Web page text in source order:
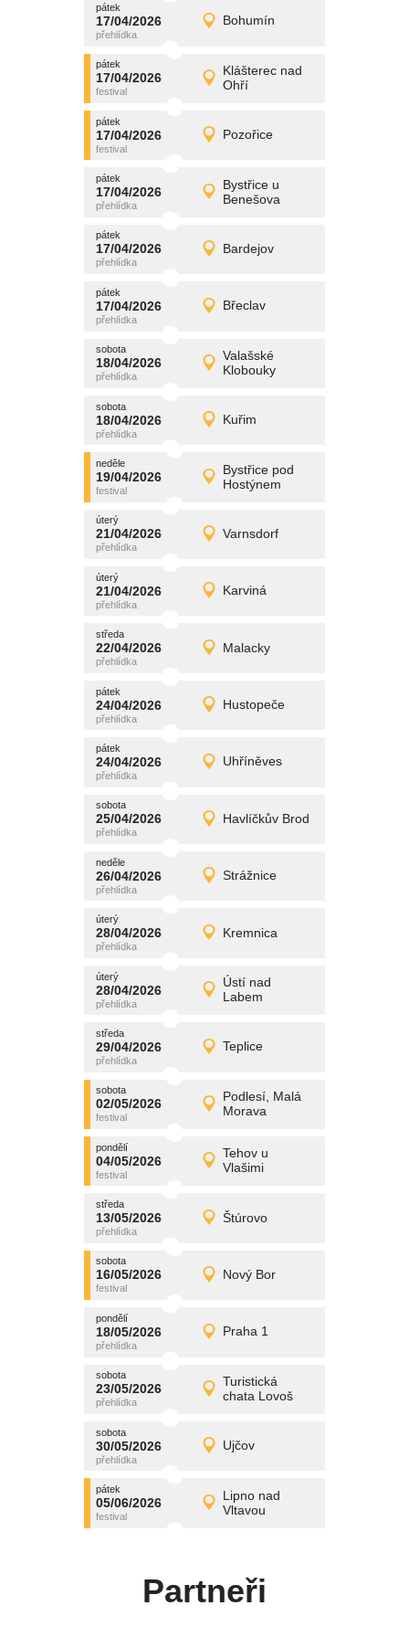
pátek
17/04/2026 Bohumín
pátek
17/04/2026 Detail
promítání
pátek
17/04/2026
Klášterec nad
Ohří
pátek
17/04/2026 Detail
promítání
pátek
17/04/2026 Pozořice
pátek
17/04/2026 Detail
promítání
pátek
17/04/2026
Bystřice u
Benešova
pátek
17/04/2026 Detail
promítání
pátek
17/04/2026 Bardejov
pátek
17/04/2026 Detail
promítání
pátek
17/04/2026 Břeclav
pátek
17/04/2026 Detail
promítání
sobota
18/04/2026
Valašské
Klobouky
sobota
18/04/2026 Detail
promítání
sobota
18/04/2026 Kuřim
sobota
18/04/2026 Detail
promítání
neděle
19/04/2026
Bystřice pod
Hostýnem
neděle
19/04/2026 Detail
promítání
úterý
21/04/2026 Varnsdorf
úterý
21/04/2026 Detail
promítání
úterý
21/04/2026 Karviná
úterý
21/04/2026 Detail
promítání
středa
22/04/2026 Malacky
středa
22/04/2026 Detail
promítání
pátek
24/04/2026 Hustopeče
pátek
24/04/2026 Detail
promítání
pátek
24/04/2026 Uhříněves
pátek
24/04/2026 Detail
promítání
sobota
25/04/2026 Havlíčkův Brod
sobota
25/04/2026 Detail
promítání
neděle
26/04/2026 Strážnice
neděle
26/04/2026 Detail
promítání
úterý
28/04/2026 Kremnica
úterý
28/04/2026 Detail
promítání
úterý
28/04/2026
Ústí nad
Labem
úterý
28/04/2026 Detail
promítání
středa
29/04/2026 Teplice
středa
29/04/2026 Detail
promítání
sobota
02/05/2026
Podlesí, Malá
Morava
sobota
02/05/2026 Detail
promítání
pondělí
04/05/2026
Tehov u
Vlašimi
pondělí
04/05/2026 Detail
promítání
středa
13/05/2026 Štúrovo
středa
13/05/2026 Detail
promítání
sobota
16/05/2026 Nový Bor
sobota
16/05/2026 Detail
promítání
pondělí
18/05/2026 Praha 1
pondělí
18/05/2026 Detail
promítání
sobota
23/05/2026
Turistická
chata Lovoš
sobota
23/05/2026 Detail
promítání
sobota
30/05/2026 Ujčov
sobota
30/05/2026 Detail
promítání
pátek
05/06/2026
Lipno nad
Vltavou
pátek
05/06/2026 Detail
promítání
Partneři